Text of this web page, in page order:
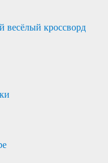
весёлый кроссворд